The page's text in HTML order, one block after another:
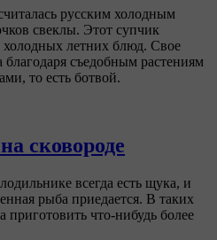
русским холодным
свеклы. Этот супчик
летних блюд. Свое
благодаря съедобным растениям
то есть ботвой.
сковороде
всегда есть щука, и
рыба приедается. В таких
приготовить что-нибудь более